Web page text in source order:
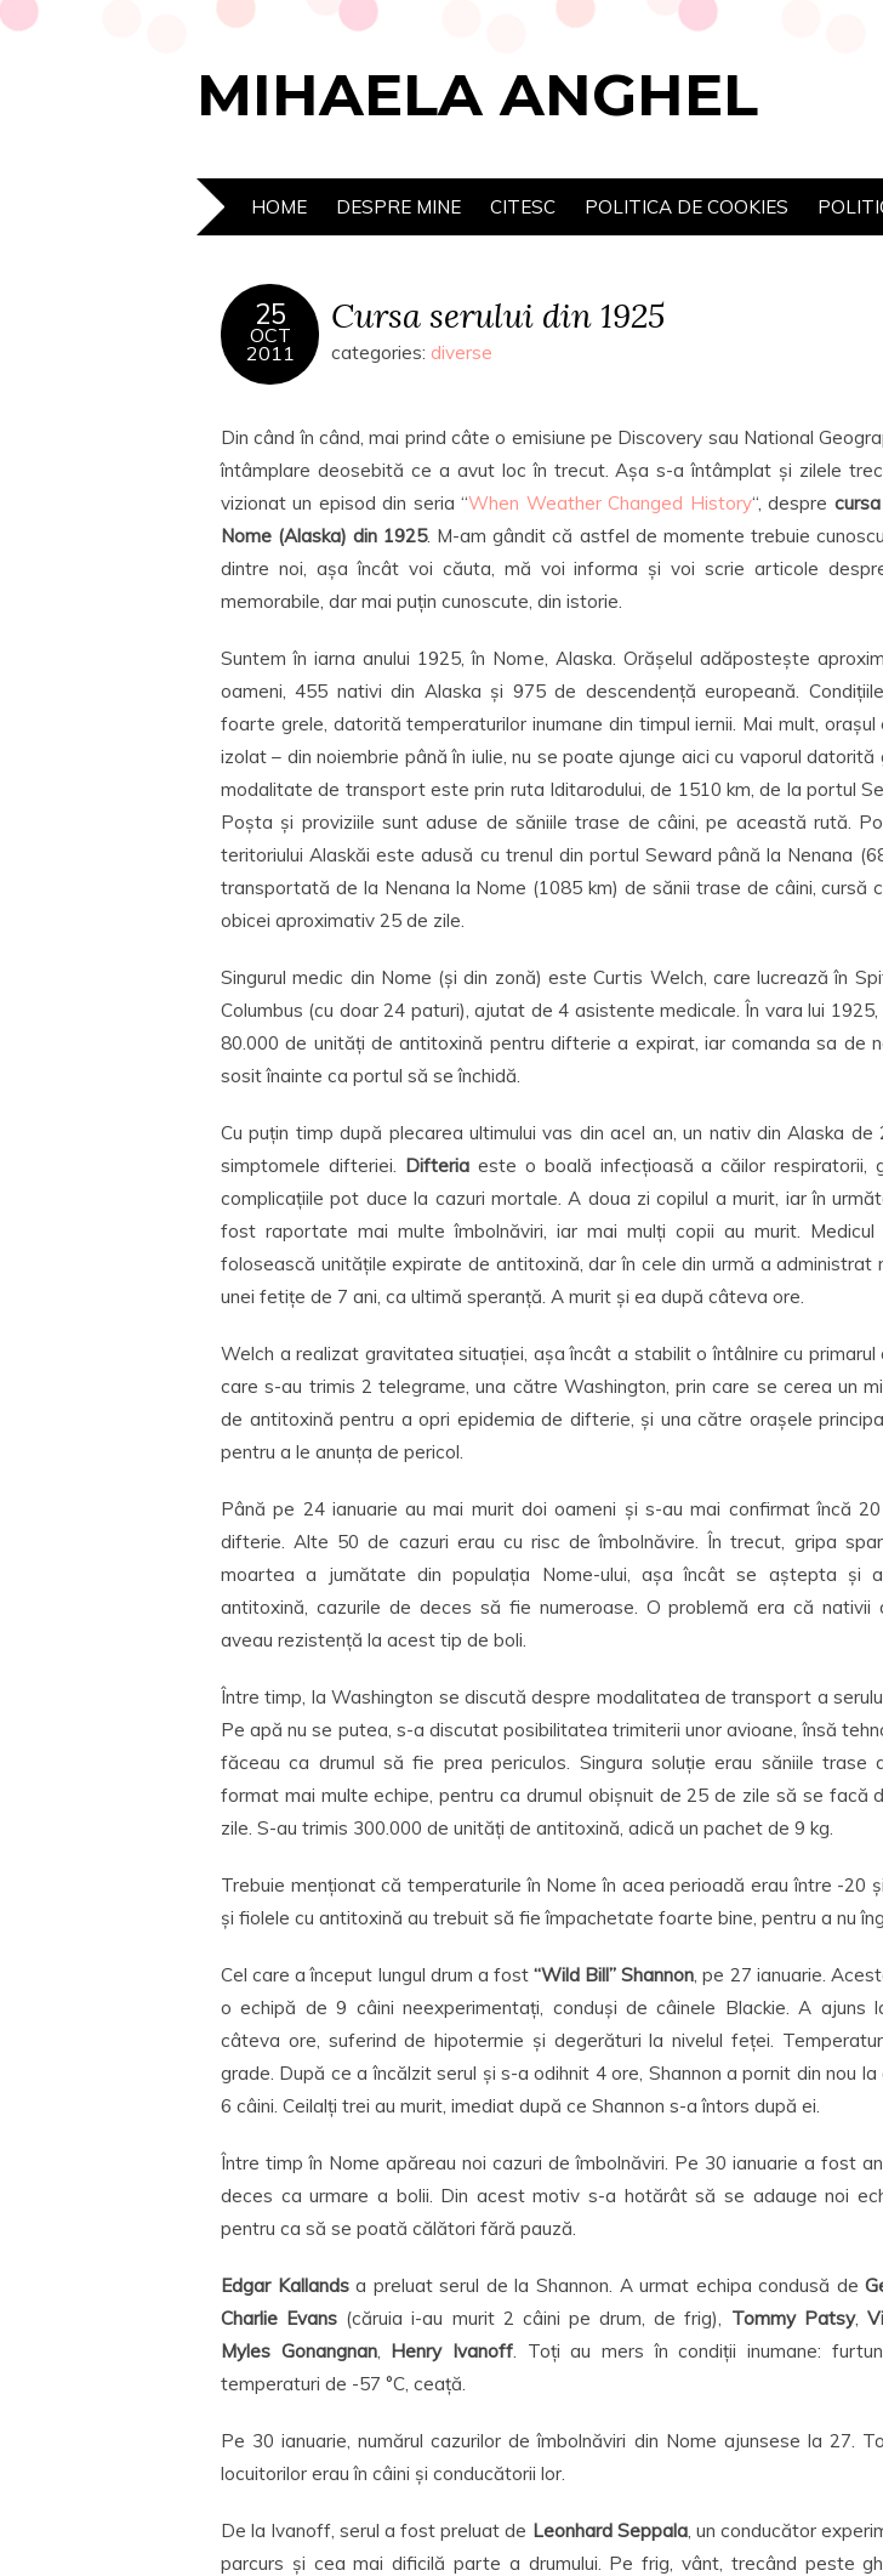
MIHAELA ANGHEL
HOME DESPRE MINE CITESC POLITICA DE COOKIES
25
OCT
2011
Cursa serului din 1925
categories: diverse
Din când în când, mai prind câte o emisiune pe Discovery sau National
întâmplare deosebită ce a avut loc în trecut. Așa s-a întâmplat și zilele
vizionat un episod din seria “When Weather Changed History“, despre
Nome (Alaska) din 1925. M-am gândit că astfel de momente trebuie
dintre noi, așa încât voi căuta, mă voi informa și voi scrie articole
memorabile, dar mai puțin cunoscute, din istorie.
Suntem în iarna anului 1925, în Nome, Alaska. Orășelul adăpostește
oameni, 455 nativi din Alaska și 975 de descendență europeană.
foarte grele, datorită temperaturilor inumane din timpul iernii. Mai mult,
izolat – din noiembrie până în iulie, nu se poate ajunge aici cu vaporul datorită
modalitate de transport este prin ruta Iditarodului, de 1510 km, de la portul
Poșta și proviziile sunt aduse de săniile trase de câini, pe această rută.
teritoriului Alaskăi este adusă cu trenul din portul Seward până la Nenana
transportată de la Nenana la Nome (1085 km) de sănii trase de câini, cursă
obicei aproximativ 25 de zile.
Singurul medic din Nome (și din zonă) este Curtis Welch, care lucrează în
Columbus (cu doar 24 paturi), ajutat de 4 asistente medicale. În vara lui
80.000 de unități de antitoxină pentru difterie a expirat, iar comanda sa de
sosit înainte ca portul să se închidă.
Cu puțin timp după plecarea ultimului vas din acel an, un nativ din Alaska de
simptomele difteriei. Difteriaeste o boală infecțioasă a căilor respiratorii,
complicațiile pot duce la cazuri mortale. A doua zi copilul a murit, iar în
fost raportate mai multe îmbolnăviri, iar mai mulți copii au murit.
folosească unitățile expirate de antitoxină, dar în cele din urmă a administrat
unei fetițe de 7 ani, ca ultimă speranță. A murit și ea după câteva ore.
Welch a realizat gravitatea situației, așa încât a stabilit o întâlnire cu primarul
care s-au trimis 2 telegrame, una către Washington, prin care se cerea un
de antitoxină pentru a opri epidemia de difterie, și una către orașele
pentru a le anunța de pericol.
Până pe 24 ianuarie au mai murit doi oameni și s-au mai confirmat încă
difterie. Alte 50 de cazuri erau cu risc de îmbolnăvire. În trecut, gripa
moartea a jumătate din populația Nome-ului, așa încât se aștepta și
antitoxină, cazurile de deces să fie numeroase. O problemă era că nativii
aveau rezistență la acest tip de boli.
Între timp, la Washington se discută despre modalitatea de transport a
Pe apă nu se putea, s-a discutat posibilitatea trimiterii unor avioane, însă
făceau ca drumul să fie prea periculos. Singura soluție erau săniile trase
format mai multe echipe, pentru ca drumul obișnuit de 25 de zile să se facă
zile. S-au trimis 300.000 de unități de antitoxină, adică un pachet de 9 kg.
Trebuie menționat că temperaturile în Nome în acea perioadă erau între -20
și fiolele cu antitoxină au trebuit să fie împachetate foarte bine, pentru a nu
Cel care a început lungul drum a fost “Wild Bill” Shannon, pe 27 ianuarie.
o echipă de 9 câini neexperimentați, conduși de câinele Blackie. A ajuns
câteva ore, suferind de hipotermie și degerături la nivelul feței.
grade. După ce a încălzit serul și s-a odihnit 4 ore, Shannon a pornit din nou la
6 câini. Ceilalți trei au murit, imediat după ce Shannon s-a întors după ei.
Între timp în Nome apăreau noi cazuri de îmbolnăviri. Pe 30 ianuarie a fost
deces ca urmare a bolii. Din acest motiv s-a hotărât să se adauge noi
pentru ca să se poată călători fără pauză.
Edgar Kallandsa preluat serul de la Shannon. A urmat echipa condusă de
Charlie Evans (căruia i-au murit 2 câini pe drum, de frig), Tommy Patsy,
Myles Gonangnan, Henry Ivanoff. Toți au mers în condiții inumane:
temperaturi de -57 °C, ceață.
Pe 30 ianuarie, numărul cazurilor de îmbolnăviri din Nome ajunsese la 27.
locuitorilor erau în câini și conducătorii lor.
De la Ivanoff, serul a fost preluat de Leonhard Seppala, un conducător
parcurs și cea mai dificilă parte a drumului. Pe frig, vânt, trecând peste